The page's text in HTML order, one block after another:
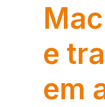
e
em